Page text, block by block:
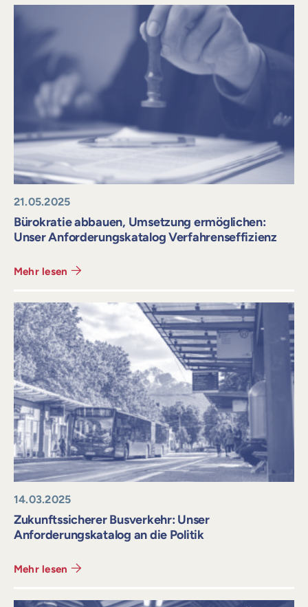
21.05.2025
Bürokratie abbauen, Umsetzung ermöglichen:
Unser Anforderungskatalog Verfahrenseffizienz
Mehr lesen
14.03.2025
Zukunftssicherer Busverkehr: Unser
Anforderungskatalog an die Politik
Mehr lesen